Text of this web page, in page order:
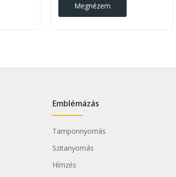
Megnézem
Emblémázás
Tamponnyomás
Szitanyomás
Hímzés